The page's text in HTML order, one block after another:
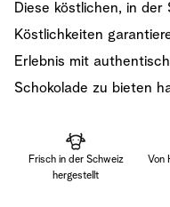
Diese köstlichen, in
Köstlichkeiten
Erlebnis mit
Schokolade zu bieten
Frisch in der Schweiz
hergestellt
Von